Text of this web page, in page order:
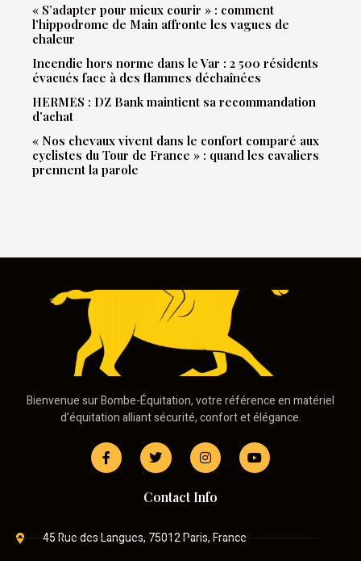
« S’adapter pour mieux courir » : comment
l’hippodrome de Main affronte les vagues de
chaleur
Incendie hors norme dans le Var : 2 500 résidents
évacués face à des flammes déchaînées
HERMES : DZ Bank maintient sa recommandation
d’achat
« Nos chevaux vivent dans le confort comparé aux
cyclistes du Tour de France » : quand les cavaliers
prennent la parole
Bienvenue sur Bombe-Équitation, votre référence en matériel
d’équitation alliant sécurité, confort et élégance.
Contact Info
45 Rue des Langues, 75012 Paris, France